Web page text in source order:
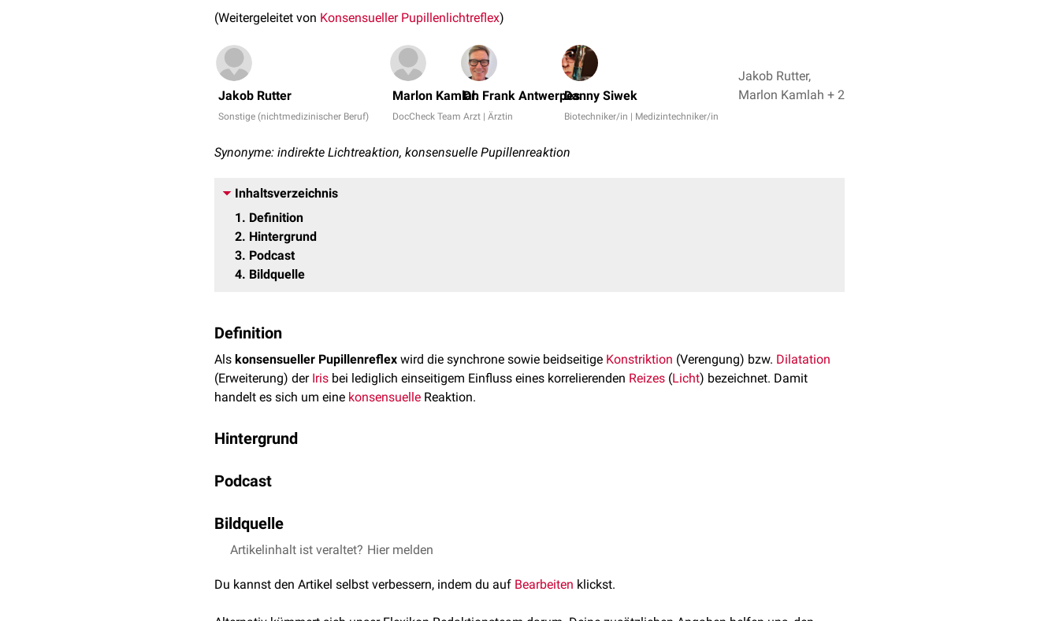
(Weitergeleitet von Konsensueller Pupillenlichtreflex)
Jakob Rutter
Sonstige (nichtmedizinischer Beruf)
Marlon Kamlah
DocCheck Team
Dr. Frank Antwerpes
Arzt | Ärztin
Danny Siwek
Biotechniker/in | Medizintechniker/in
Jakob Rutter,
Marlon Kamlah + 2
Synonyme: indirekte Lichtreaktion, konsensuelle Pupillenreaktion
Inhaltsverzeichnis
1
Definition
2 Hintergrund
3 Podcast
4 Bildquelle
Definition
Als konsensueller Pupillenreflex wird die synchrone sowie beidseitige Konstriktion (Verengung) bzw. Dilatation
(Erweiterung) der Iris bei lediglich einseitigem Einfluss eines korrelierenden Reizes (Licht) bezeichnet. Damit
handelt es sich um eine konsensuelle Reaktion.
Hintergrund
anderenTiergruppen
siehe auch:Pupillenreflex
Podcast
Bildquelle
Bildquelle Podcast: © Midjourney
Artikelinhalt ist veraltet? Hier melden
Du kannst den Artikel selbst verbessern, indem du auf Bearbeiten klickst.